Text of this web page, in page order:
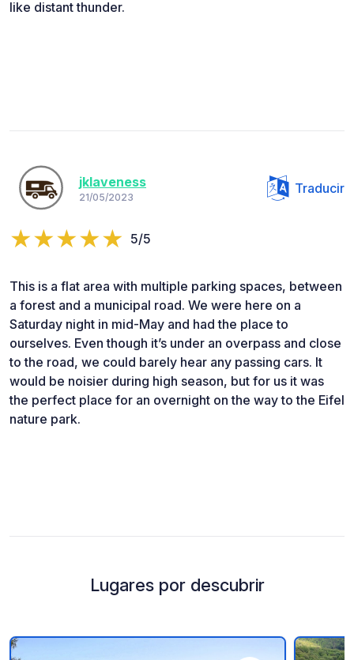
like distant thunder.
jklaveness
21/05/2023
Traducir
5/5
This is a flat area with multiple parking spaces, between
a forest and a municipal road. We were here on a
Saturday night in mid-May and had the place to
ourselves. Even though it’s under an overpass and close
to the road, we could barely hear any passing cars. It
would be noisier during high season, but for us it was
the perfect place for an overnight on the way to the Eifel
nature park.
Lugares por descubrir